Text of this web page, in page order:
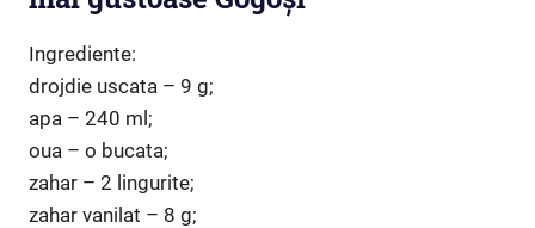
Ingrediente:
drojdie uscata – 9 g;
apa – 240 ml;
oua – o bucata;
zahar – 2 lingurite;
zahar vanilat – 8 g;